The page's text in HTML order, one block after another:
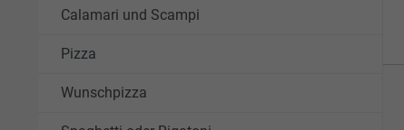
Calamari und Scampi
Pizza
Wunschpizza